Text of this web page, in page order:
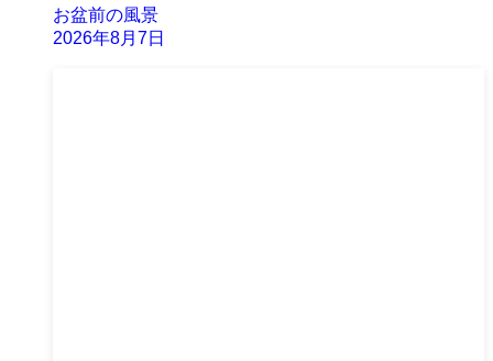
お盆前の風景
2026年8月7日